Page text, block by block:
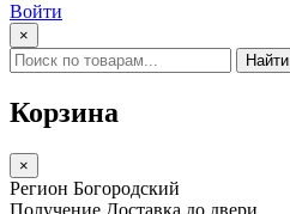
Войти
×
Найти
Корзина
×
Регион Богородский
Получение Доставка до двери